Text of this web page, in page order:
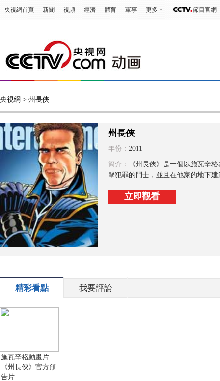
央視網首頁 新聞 視頻 經濟 體育 軍事 更多 節目官網
央視網 > 州長俠
州長俠
年份： 2011
簡介：
《州長俠》是一個以施瓦辛
擊犯罪的鬥士，並且在他家的地下
立即觀看
精彩看點 我要評論
施瓦辛格動畫片
《州長俠》官方預
告片